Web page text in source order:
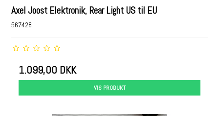
Axel Joost Elektronik, Rear Light US til EU
567428
1.099,00 DKK
VIS PRODUKT